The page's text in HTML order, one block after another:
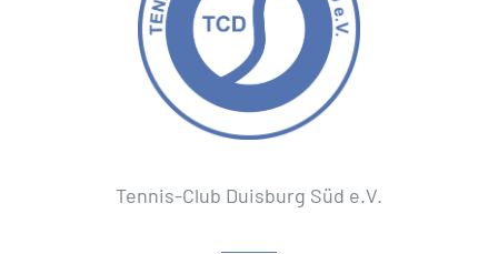
Tennis-Club Duisburg Süd e.V.